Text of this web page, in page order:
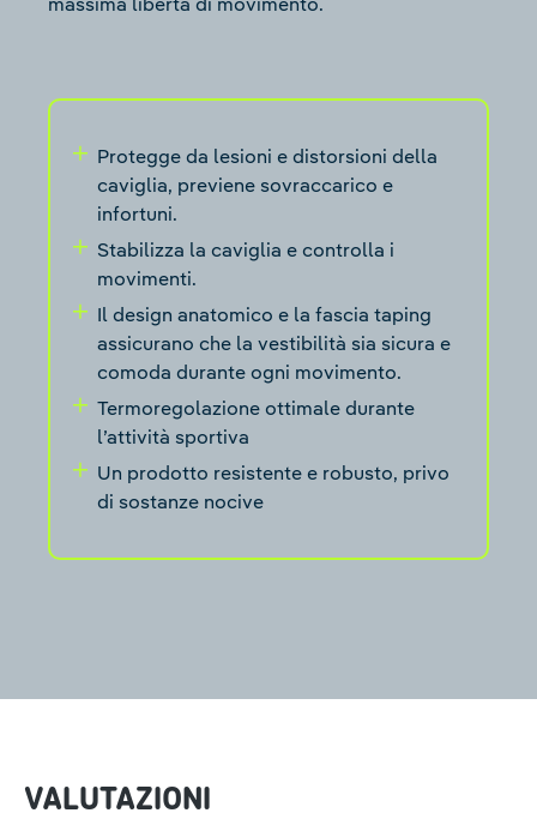
Protegge da lesioni e distorsioni della
caviglia, previene sovraccarico e
infortuni.
Stabilizza la caviglia e controlla i
movimenti.
Il design anatomico e la fascia taping
assicurano che la vestibilità sia sicura e
comoda durante ogni movimento.
Termoregolazione ottimale durante
l’attività sportiva
Un prodotto resistente e robusto, privo
di sostanze nocive
VALUTAZIONI